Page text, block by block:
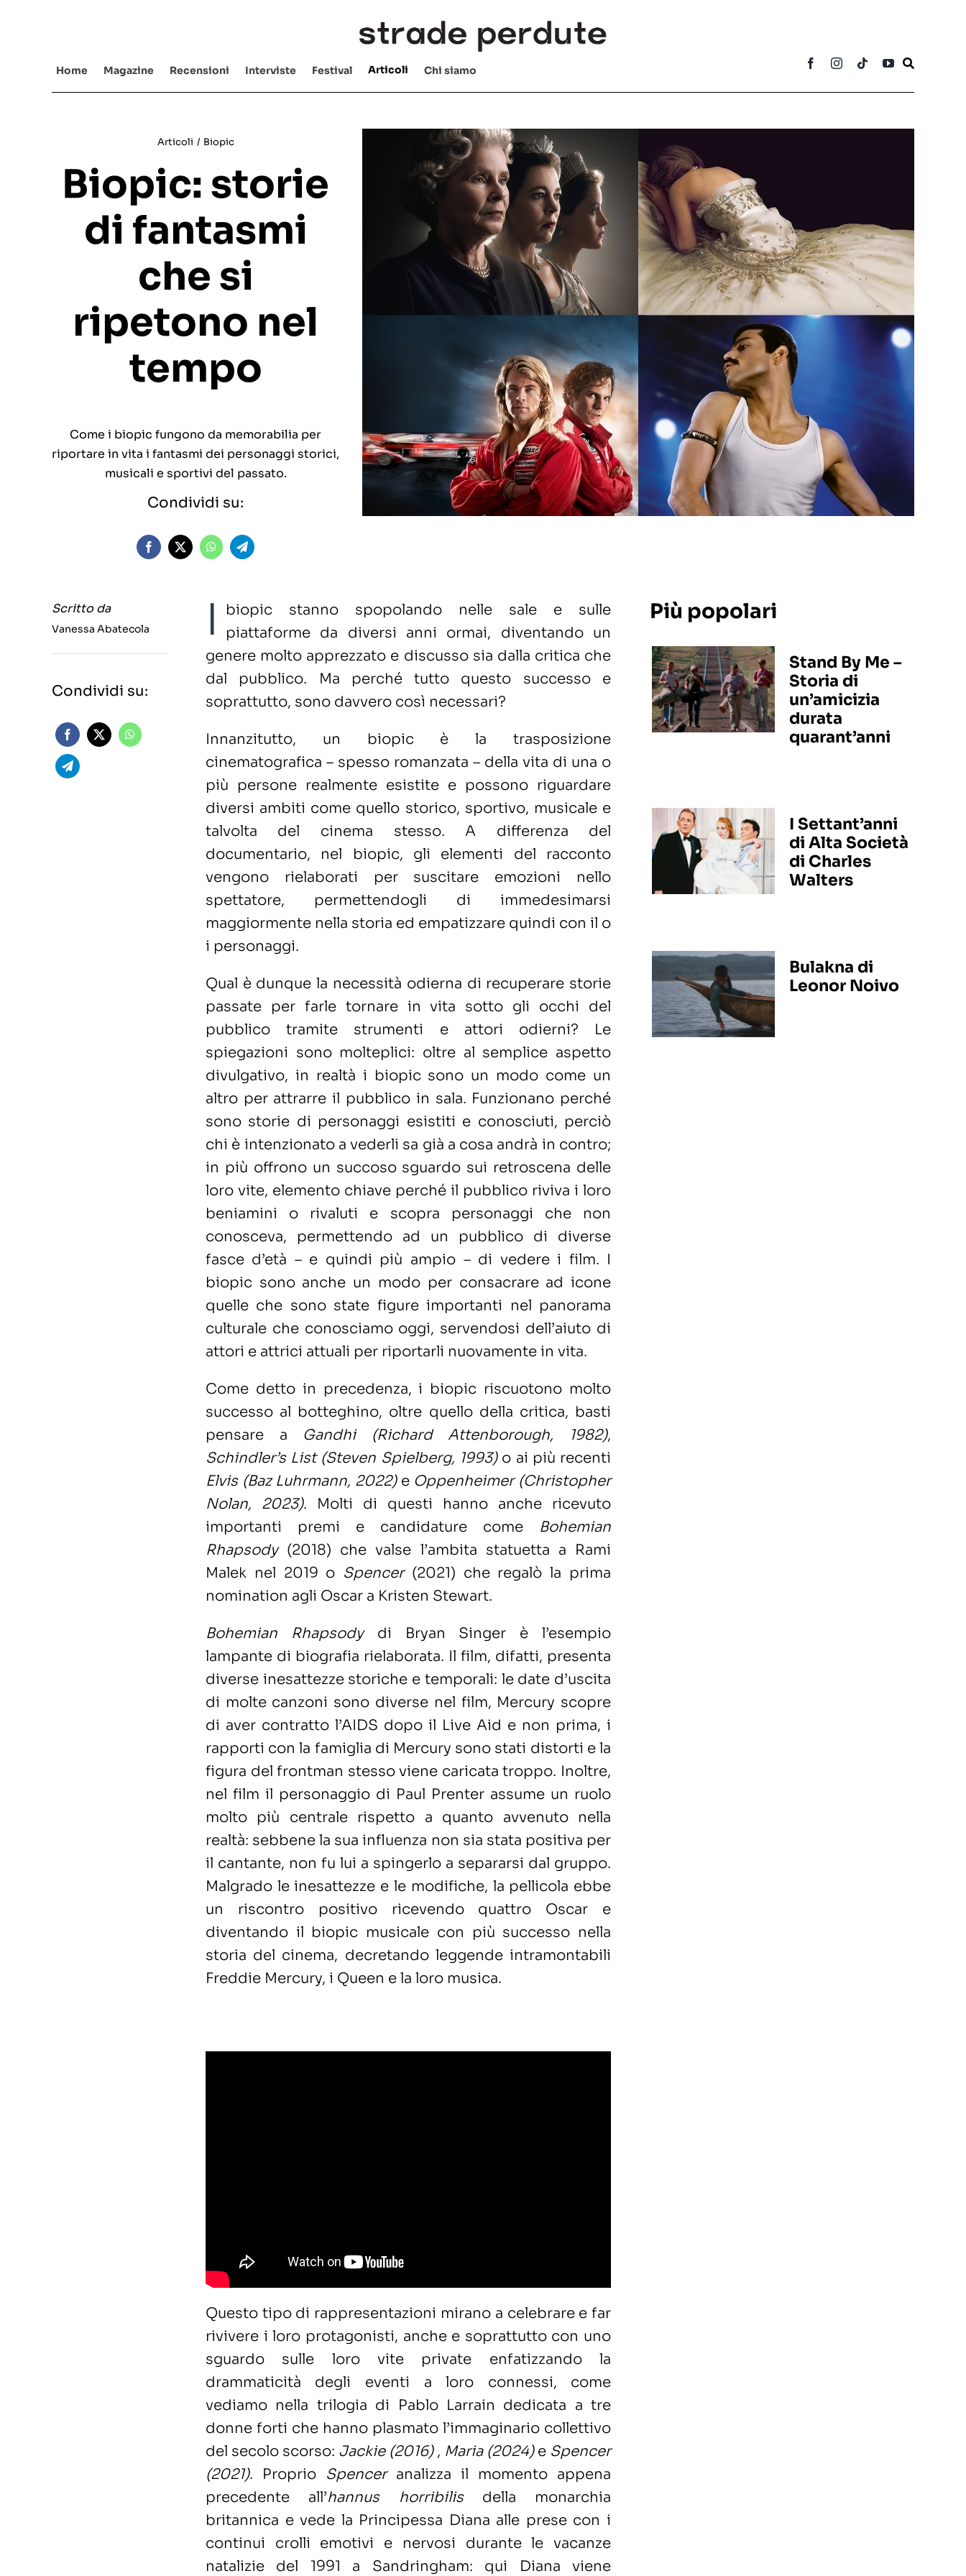
Home Magazine Recensioni Interviste Festival Articoli Chi siamo
Articoli / Biopic
Biopic: storie
di fantasmi
che si
ripetono nel
tempo
Come i biopic fungono da memorabilia per
riportare in vita i fantasmi dei personaggi storici,
musicali e sportivi del passato.
Condividi su:
Scritto da
Vanessa Abatecola
Condividi su:
I
biopic stanno spopolando nelle sale e sulle
piattaforme da diversi anni ormai, diventando un
genere molto apprezzato e discusso sia dalla critica che
dal pubblico. Ma perché tutto questo successo e
soprattutto, sono davvero così necessari?
Innanzitutto, un biopic è la trasposizione
cinematografica – spesso romanzata – della vita di una o
più persone realmente esistite e possono riguardare
diversi ambiti come quello storico, sportivo, musicale e
talvolta del cinema stesso. A differenza del
documentario, nel biopic, gli elementi del racconto
vengono rielaborati per suscitare emozioni nello
spettatore, permettendogli di immedesimarsi
maggiormente nella storia ed empatizzare quindi con il o
i personaggi.
Qual è dunque la necessità odierna di recuperare storie
passate per farle tornare in vita sotto gli occhi del
pubblico tramite strumenti e attori odierni? Le
spiegazioni sono molteplici: oltre al semplice aspetto
divulgativo, in realtà i biopic sono un modo come un
altro per attrarre il pubblico in sala. Funzionano perché
sono storie di personaggi esistiti e conosciuti, perciò
chi è intenzionato a vederli sa già a cosa andrà in contro;
in più offrono un succoso sguardo sui retroscena delle
loro vite, elemento chiave perché il pubblico riviva i loro
beniamini o rivaluti e scopra personaggi che non
conosceva, permettendo ad un pubblico di diverse
fasce d’età – e quindi più ampio – di vedere i film. I
biopic sono anche un modo per consacrare ad icone
quelle che sono state figure importanti nel panorama
culturale che conosciamo oggi, servendosi dell’aiuto di
attori e attrici attuali per riportarli nuovamente in vita.
Come detto in precedenza, i biopic riscuotono molto
successo al botteghino, oltre quello della critica, basti
pensare a Gandhi (Richard Attenborough, 1982),
Schindler’s List (Steven Spielberg, 1993)o ai più recenti
Elvis (Baz Luhrmann, 2022)e Oppenheimer (Christopher
Nolan, 2023). Molti di questi hanno anche ricevuto
importanti premi e candidature come Bohemian
Rhapsody(2018) che valse l’ambita statuetta a Rami
Malek nel 2019 o Spencer(2021) che regalò la prima
nomination agli Oscar a Kristen Stewart.
Bohemian Rhapsodydi Bryan Singer è l’esempio
lampante di biografia rielaborata. Il film, difatti, presenta
diverse inesattezze storiche e temporali: le date d’uscita
di molte canzoni sono diverse nel film, Mercury scopre
di aver contratto l’AIDS dopo il Live Aid e non prima, i
rapporti con la famiglia di Mercury sono stati distorti e la
figura del frontman stesso viene caricata troppo. Inoltre,
nel film il personaggio di Paul Prenter assume un ruolo
molto più centrale rispetto a quanto avvenuto nella
realtà: sebbene la sua influenza non sia stata positiva per
il cantante, non fu lui a spingerlo a separarsi dal gruppo.
Malgrado le inesattezze e le modifiche, la pellicola ebbe
un riscontro positivo ricevendo quattro Oscar e
diventando il biopic musicale con più successo nella
storia del cinema, decretando leggende intramontabili
Freddie Mercury, i Queen e la loro musica.
Questo tipo di rappresentazioni mirano a celebrare e far
rivivere i loro protagonisti, anche e soprattutto con uno
sguardo sulle loro vite private enfatizzando la
drammaticità degli eventi a loro connessi, come
vediamo nella trilogia di Pablo Larrain dedicata a tre
donne forti che hanno plasmato l’immaginario collettivo
del secolo scorso: Jackie (2016), Maria (2024)e Spencer
(2021). Proprio Spenceranalizza il momento appena
precedente all’hannus horribilisdella monarchia
britannica e vede la Principessa Diana alle prese con i
continui crolli emotivi e nervosi durante le vacanze
natalizie del 1991 a Sandringham: qui Diana viene
Più popolari
Stand By Me –
Storia di
un’amicizia
durata
quarant’anni
I Settant’anni
di Alta Società
di Charles
Walters
Bulakna di
Leonor Noivo